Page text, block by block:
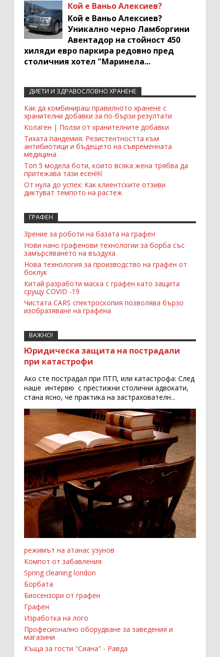
Кой е Ваньо Алексиев?
Кой е Ваньо Алексиев?
Уникално черно Ламборгини
Авентадор на стойност 450
хиляди евро паркира редовно пред
столичния хотел "Маринела...
Recent Comments Widget
ДИЕТИ И ЗДРАВОСЛОВНО ХРАНЕНЕ
Как да комбинираш правилното хранене с
хранителни добавки за по-бързи резултати
Колаген | Ползи от хранителните добавки
Тихата пандемия: Резистентността към
антибиотици и бъдещето на съвременната
медицина
Топ 5 модела боти, които всяка жена трябва да
притежава тази есен￼
От нула до успех: Как клиентските отзиви
диктуват темпото на растеж
ГРАФЕН
Зрение за роботи на базата на графен
Нови нано графенови технологии за борба със
замърсяването на въздуха
Нова технология за производство на графен от
боклук
Китай разработи маска с графен като защита
срущу COVID -19
Чистата CARS спектроскопия позволява бързо
изобразяване на графена
ВАЖНО!
Юридическа защита на пострадали
при катастрофи
Ако сте пострадал при ПТП, или катастрофа: След
наше интервю с престижни столични адвокати,
стана ясно, че практика на застрахователн...
режимът на атанас узунов
Компот от забавления
Spring cleaning london
Борбата
Биосензори от графен
Графен
Изработка на лого
Професионално оборудване за заведения и
магазини
Къща за гости "Сиана" - Равда